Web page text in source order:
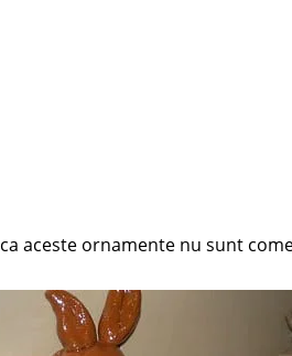
aceste ornamente nu sunt